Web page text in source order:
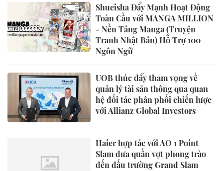
Shueisha Đẩy Mạnh Hoạt Động
Toàn Cầu với MANGA MILLION
- Nền Tảng Manga (Truyện
Tranh Nhật Bản) Hỗ Trợ 100
Ngôn Ngữ
UOB thúc đẩy tham vọng về
quản lý tài sản thông qua quan
hệ đối tác phân phối chiến lược
với Allianz Global Investors
Haier hợp tác với AO 1 Point
Slam đưa quần vợt phong trào
đến đấu trường Grand Slam